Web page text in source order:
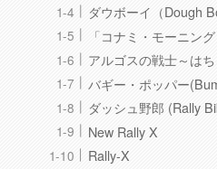
ダウボーイ（Dough
「コナミ・モーニン
アルゴスの戦士～は
バギー・ポッパー
ダッシュ野郎 (Rally
New Rally X
Rally-X